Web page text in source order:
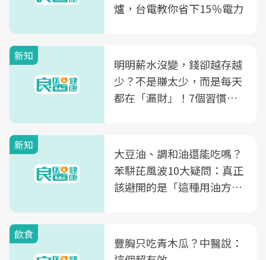
爐，台電教你省下15％電力
新知
明明薪水沒變，錢卻越存越
少？不是賺太少，而是每天
都在「漏財」！7個習慣一
新知
大豆油、調和油還能吃嗎？
苯駢芘風波10大疑問：真正
該避開的是「這種用油方
飲食
豐胸只吃青木瓜？中醫說：